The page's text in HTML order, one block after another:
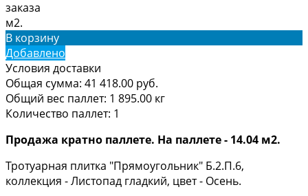
заказа
м2.
В корзину
Добавлено
Условия доставки
Общая сумма: 41 418.00 руб.
Общий вес паллет: 1 895.00 кг
Количество паллет: 1
Продажа кратно паллете. На паллете - 14.04 м2.
Тротуарная плитка "Прямоугольник" Б.2.П.6,
коллекция - Листопад гладкий, цвет - Осень.